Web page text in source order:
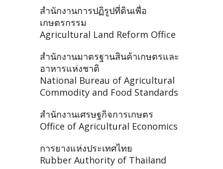
สำนักงานการปฏิรูปที่ดินเพื่อ
เกษตรกรรม
Agricultural Land Reform Office
สำนักงานมาตรฐานสินค้าเกษตรและ
อาหารแห่งชาติ
National Bureau of Agricultural
Commodity and Food Standards
สำนักงานเศรษฐกิจการเกษตร
Office of Agricultural Economics
การยางแห่งประเทศไทย
Rubber Authority of Thailand